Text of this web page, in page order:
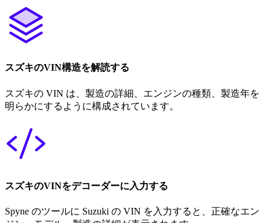
スズキのVIN構造を解読する
スズキの VIN は、製造の詳細、エンジンの種類、製造年を
明らかにするように構成されています。
スズキのVINをデコーダーに入力する
Spyne のツールに Suzuki の VIN を入力すると、正確なエン